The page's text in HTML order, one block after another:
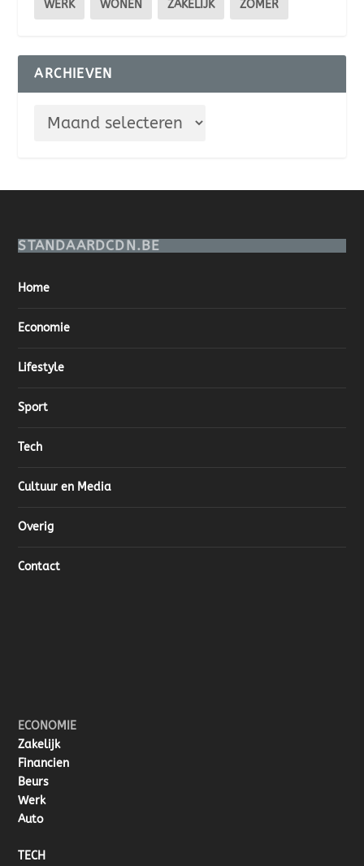
WERK WONEN ZAKELIJK ZOMER
ARCHIEVEN
STANDAARDCDN.BE
Home
Economie
Lifestyle
Sport
Tech
Cultuur en Media
Overig
Contact
ECONOMIE
Zakelijk
Financien
Beurs
Werk
Auto
TECH